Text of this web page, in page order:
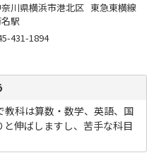
川県横浜市港北区 東急東横線
駅
431-1894
科は算数・数学、英語、国
伸ばしますし、苦手な科目